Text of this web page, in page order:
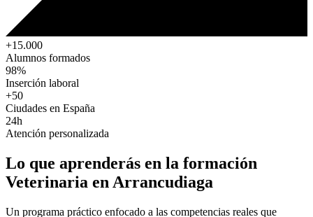
+15.000
Alumnos formados
98%
Inserción laboral
+50
Ciudades en España
24h
Atención personalizada
Lo que aprenderás en la formación
Veterinaria en Arrancudiaga
Un programa práctico enfocado a las competencias reales que